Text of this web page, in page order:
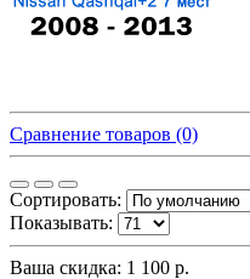
Сравнение товаров (0)
Сортировать:
Показывать:
Ваша скидка: 1 100 р.